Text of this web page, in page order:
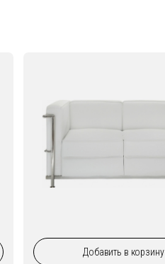
Добавить в корзину